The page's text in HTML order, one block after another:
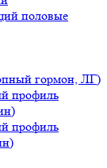
половые
гормон, ЛГ)
профиль
профиль